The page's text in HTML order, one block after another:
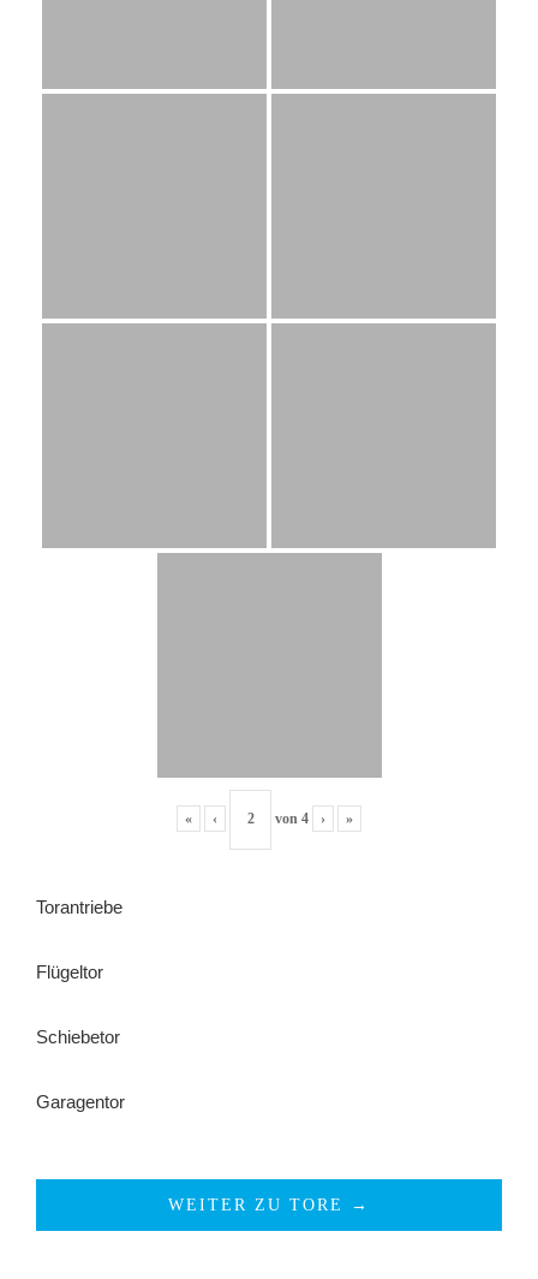
« ‹ von 4 › »
Torantriebe
Flügeltor
Schiebetor
Garagentor
WEITER ZU TORE →